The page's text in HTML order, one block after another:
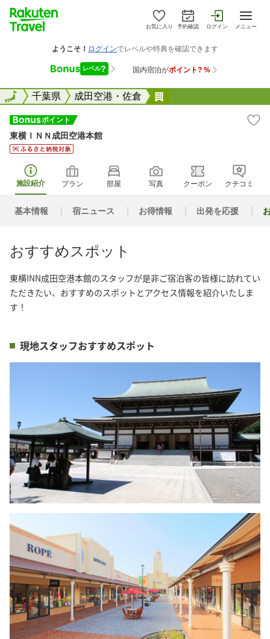
お気に入り 予約確認 ログイン メニュー
全国千葉県 成田空港・佐倉
全国
東横ＩＮＮ成田空港本館
施設紹介 プラン 部屋 写真 クーポン クチコミ
基本情報 宿ニュース お得情報 出発を応援
おすすめスポット
東横INN成田空港本館のスタッフが是非ご宿泊客の皆様に訪れてい
ただきたい、おすすめのスポットとアクセス情報を紹介いたしま
す！
現地スタッフおすすめスポット